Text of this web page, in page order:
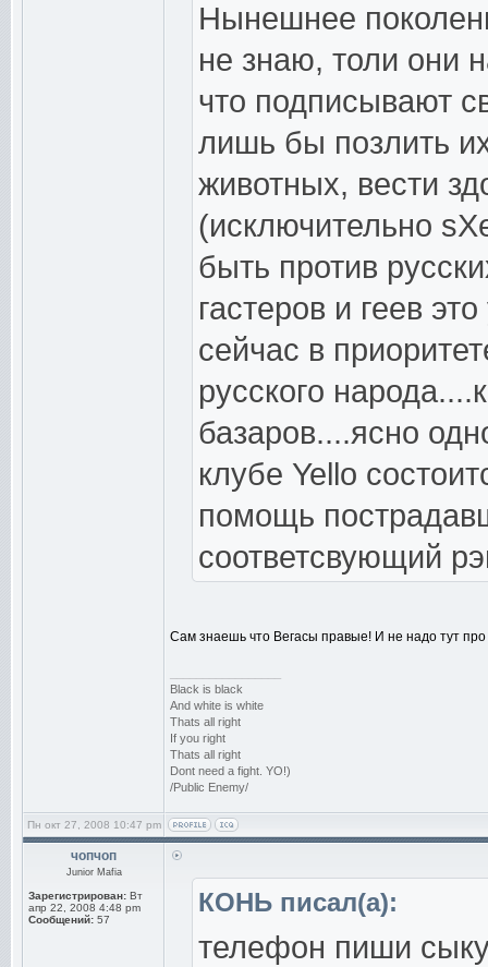
Нынешнее
не знаю, толи они
что подписывают
лишь бы позлить
животных, вести
(исключительно
быть против
гастеров и геев
сейчас в
русского
базаров....ясно
клубе Yello
помощь
соответсвующий
Сам знаешь что Вегасы правые! И не надо тут
Black is black
And white is white
Thats all right
If you right
Thats all right
Dont need a fight. YO!)
/Public Enemy/
Пн окт 27, 2008 10:47 pm
чопчоп
Junior Mafia
Зарегистрирован: Вт
апр 22, 2008 4:48 pm
Сообщений: 57
КОНЬ писал(а):
телефон пиши